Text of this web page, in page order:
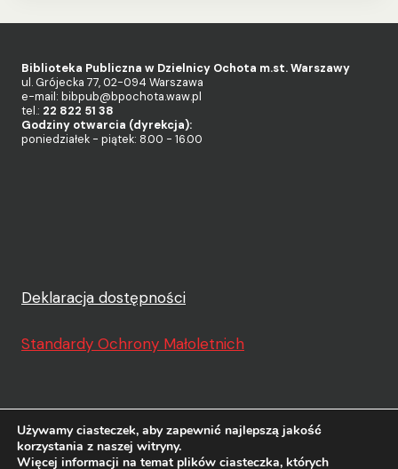
Biblioteka Publiczna w Dzielnicy Ochota m.st. Warszawy
ul. Grójecka 77, 02-094 Warszawa
e-mail: bibpub@bpochota.waw.pl
tel.: 22 822 51 38
Godziny otwarcia (dyrekcja):
poniedziałek - piątek: 8.00 - 16.00
Deklaracja dostępności
Standardy Ochrony Małoletnich
Używamy ciasteczek, aby zapewnić najlepszą jakość
korzystania z naszej witryny.
Więcej informacji na temat plików ciasteczka, których